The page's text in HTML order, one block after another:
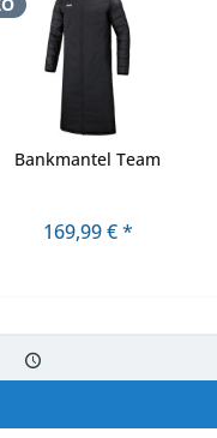
Bankmantel Team
169,99 € *